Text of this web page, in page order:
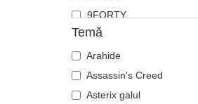
Focă
Furnică
Ghepard
Hipopotam
Labrador retriever
9FORTY
9FORTY APEX
9FORTY M-Crown
9SEVENTY
9TWENTY
Temă
Arahide
Assassin's Creed
Asterix galul